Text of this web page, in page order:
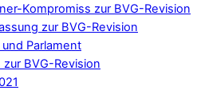
Kompromiss zur BVG-Revision
zur BVG-Revision
Parlament
BVG-Revision